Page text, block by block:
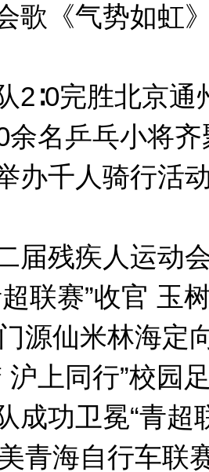
歌《气势如虹
2∶0完胜北京
余名乒乓小将
办千人骑行活
届残疾人运动
联赛”收官 玉
源仙米林海定
沪上同行”校园
成功卫冕“青超
青海自行车联